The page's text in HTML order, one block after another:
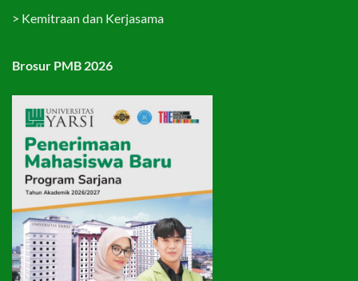
> Kemitraan dan Kerjasama
Brosur PMB 2026